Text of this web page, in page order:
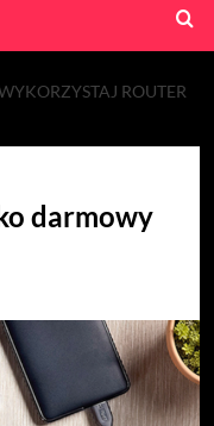
ROUTER
darmowy